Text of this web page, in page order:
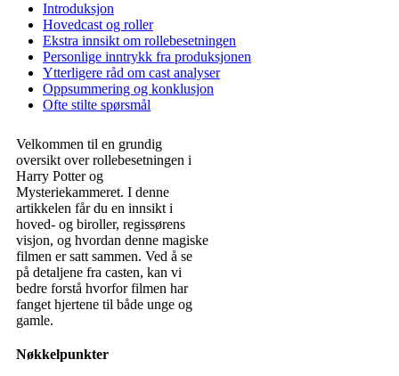
Introduksjon
Hovedcast og roller
Ekstra innsikt om rollebesetningen
Personlige inntrykk fra produksjonen
Ytterligere råd om cast analyser
Oppsummering og konklusjon
Ofte stilte spørsmål
Velkommen til en grundig
oversikt over rollebesetningen i
Harry Potter og
Mysteriekammeret. I denne
artikkelen får du en innsikt i
hoved- og biroller, regissørens
visjon, og hvordan denne magiske
filmen er satt sammen. Ved å se
på detaljene fra casten, kan vi
bedre forstå hvorfor filmen har
fanget hjertene til både unge og
gamle.
Nøkkelpunkter